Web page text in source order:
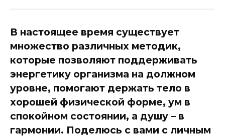
В настоящее время существует
множество различных методик,
которые позволяют поддерживать
энергетику организма на должном
уровне, помогают держать тело в
хорошей физической форме, ум в
спокойном состоянии, а душу – в
гармонии. Поделюсь с вами с личным